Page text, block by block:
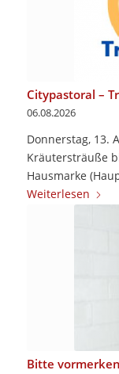
Citypastoral –
06.08.2026
Donnerstag, 13.
Kräutersträuße
Hausmarke
Weiterlesen
Bitte